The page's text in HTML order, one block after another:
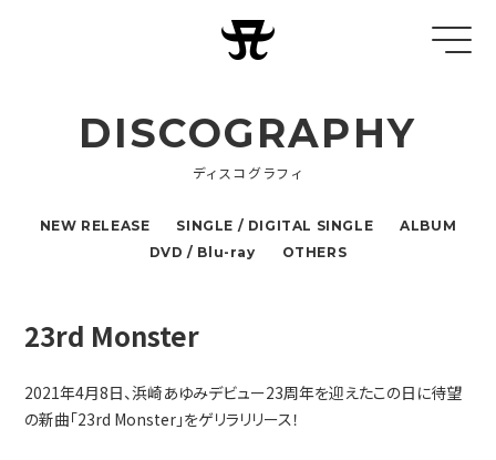
DISCOGRAPHY
ディスコグラフィ
NEW RELEASE SINGLE / DIGITAL SINGLE
ALBUM
DVD / Blu-ray
OTHERS
23rd Monster
2021年4月8日、浜崎あゆみデビュー23周年を迎えたこの日に待望
の新曲「23rd Monster」をゲリラリリース！